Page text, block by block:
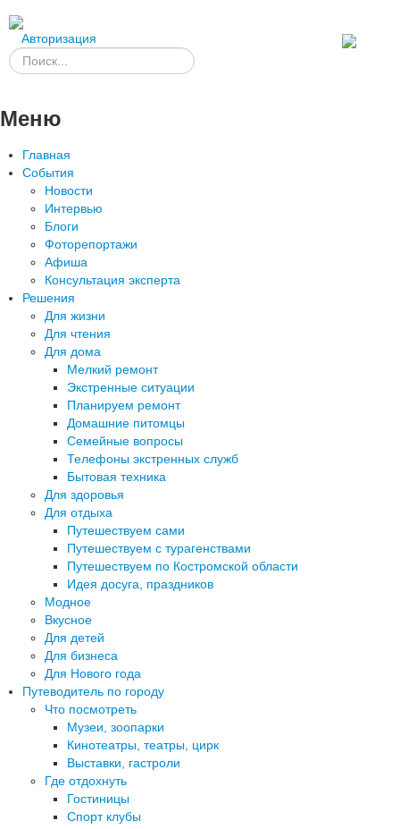
Авторизация
Меню
Главная
События
Новости
Интервью
Блоги
Фоторепортажи
Афиша
Консультация эксперта
Решения
Для жизни
Для чтения
Для дома
Мелкий ремонт
Экстренные ситуации
Планируем ремонт
Домашние питомцы
Семейные вопросы
Телефоны экстренных служб
Бытовая техника
Для здоровья
Для отдыха
Путешествуем сами
Путешествуем с турагенствами
Путешествуем по Костромской области
Идея досуга, праздников
Модное
Вкусное
Для детей
Для бизнеса
Для Нового года
Путеводитель по городу
Что посмотреть
Музеи, зоопарки
Кинотеатры, театры, цирк
Выставки, гастроли
Где отдохнуть
Гостиницы
Спорт клубы